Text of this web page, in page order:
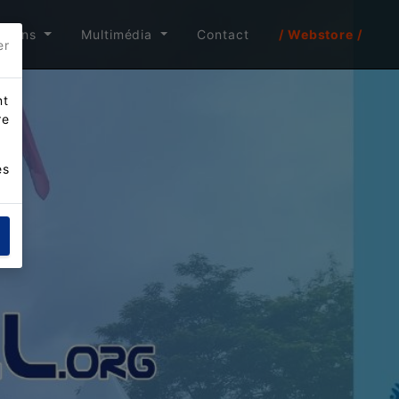
Multimédia Contact / Webstore /